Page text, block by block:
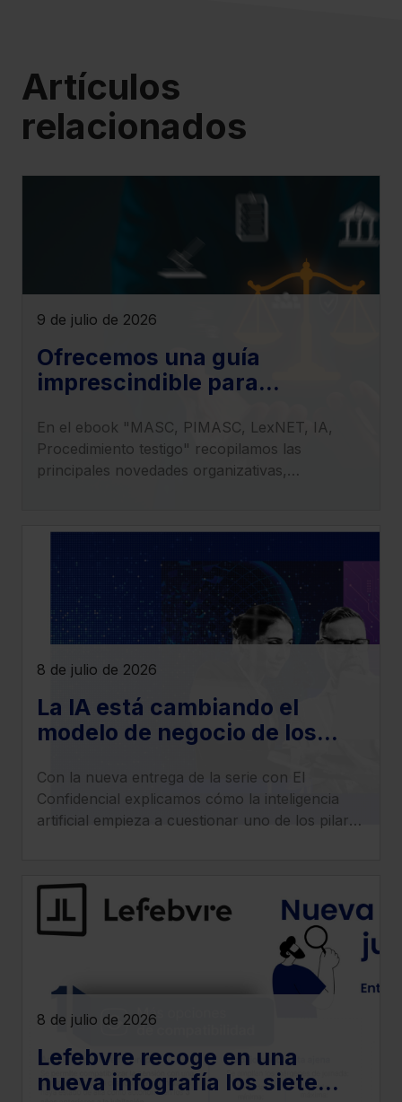
Artículos
relacionados
9 de julio de 2026
Ofrecemos una guía
imprescindible para
1/2025 en la transformación
del sistema judicial
En el ebook "MASC, PIMASC, LexNET, IA,
Procedimiento testigo" recopilamos las
principales novedades organizativas,
8 de julio de 2026
La IA está cambiando el
modelo de negocio de los
era del ‘superabogado’
Con la nueva entrega de la serie con El
Confidencial explicamos cómo la inteligencia
artificial empieza a cuestionar uno de los pilares
8 de julio de 2026
Lefebvre recoge en una
nueva infografía los siete